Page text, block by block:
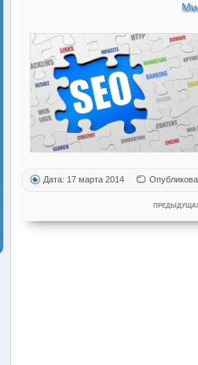
Дата: 17 марта 2014